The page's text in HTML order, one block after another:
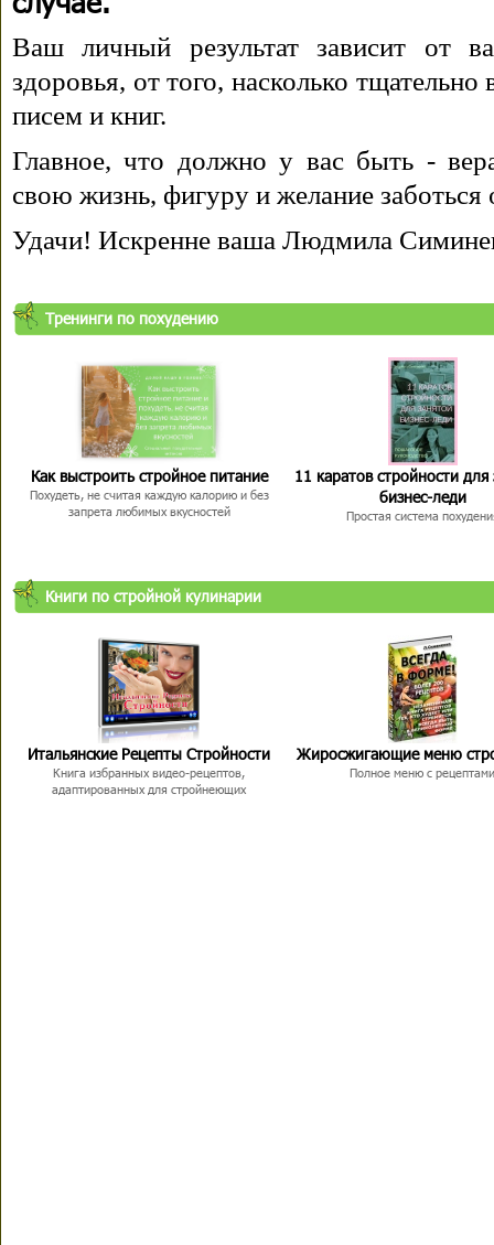
Ваш личный результат зависит от
здоровья, от того, насколько
писем и книг.
Главное, что должно у вас быть -
свою жизнь, фигуру и желание заботься
Удачи! Искренне ваша Людмила
Тренинги по похудению
Как выстроить стройное питание
Похудеть, не считая каждую калорию и без
запрета любимых вкусностей
11 каратов стройности для
бизнес-леди
Простая система
Книги по стройной кулинарии
Итальянские Рецепты Стройности
Книга избранных видео-рецептов,
адаптированных для стройнеющих
Жиросжигающие меню
Полное меню с рецептами